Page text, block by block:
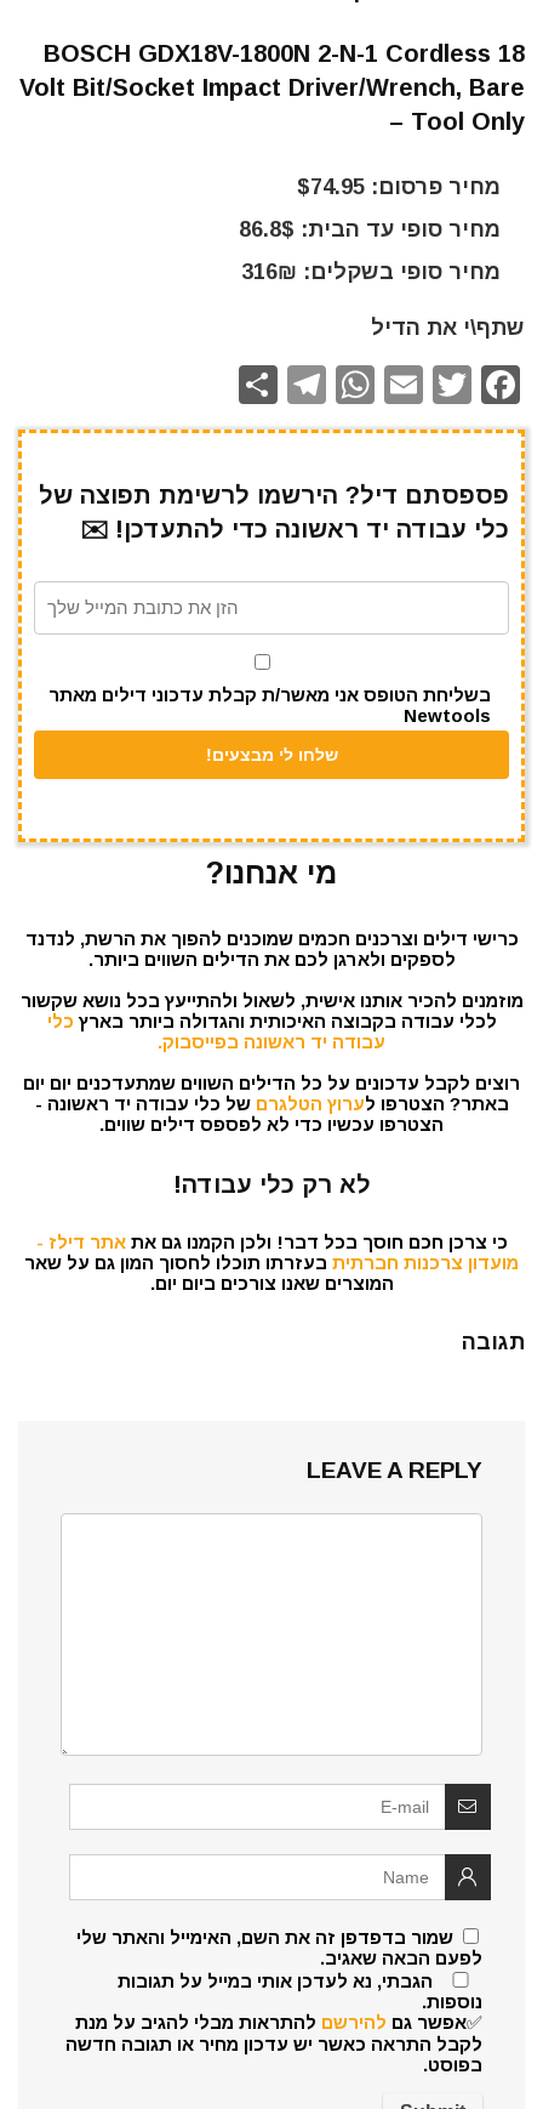
BOSCH GDX18V-1800N 2-N-1 Cordless 18
Volt Bit/Socket Impact Driver/Wrench, Bare
Tool Only –
מחיר פרסום: $74.95
מחיר סופי עד הבית: 86.8$
מחיר סופי בשקלים: 316₪
שתף\י את הדיל
F
a
e
b
o
T
w
te
r
E
m
l
W
h
s
A
p
T
el
gr
a
m
h
e
פספסתם דיל? הירשמו לרשימת תפוצה של
כלי עבודה יד ראשונה כדי להתעדכן! ✉️
בשליחת הטופס אני מאשר/ת קבלת עדכוני דילים מאתר
Newtools
מי אנחנו?
כרישי דילים וצרכנים חכמים שמוכנים להפוך את הרשת, לנדנד
לספקים ולארגן לכם את הדילים השווים ביותר.
מוזמנים להכיר אותנו אישית, לשאול ולהתייעץ בכל נושא שקשור
לכלי עבודה בקבוצה האיכותית והגדולה ביותר בארץ כלי
עבודה יד ראשונה בפייסבוק.
רוצים לקבל עדכונים על כל הדילים השווים שמתעדכנים יום יום
באתר? הצטרפו לערוץ הטלגרם של כלי עבודה יד ראשונה -
הצטרפו עכשיו כדי לא לפספס דילים שווים.
לא רק כלי עבודה!
כי צרכן חכם חוסך בכל דבר! ולכן הקמנו גם אתאתר דילז -
מועדון צרכנות חברתית בעזרתו תוכלו לחסוך המון גם על שאר
המוצרים שאנו צורכים ביום יום.
תגובה
LEAVE A REPLY
שמור בדפדפן זה את השם, האימייל והאתר שלי
לפעם הבאה שאגיב.
הגבתי, נא לעדכן אותי במייל על תגובות
נוספות.
✅אפשר גם להירשם להתראות מבלי להגיב על מנת
לקבל התראה כאשר יש עדכון מחיר או תגובה חדשה
בפוסט.